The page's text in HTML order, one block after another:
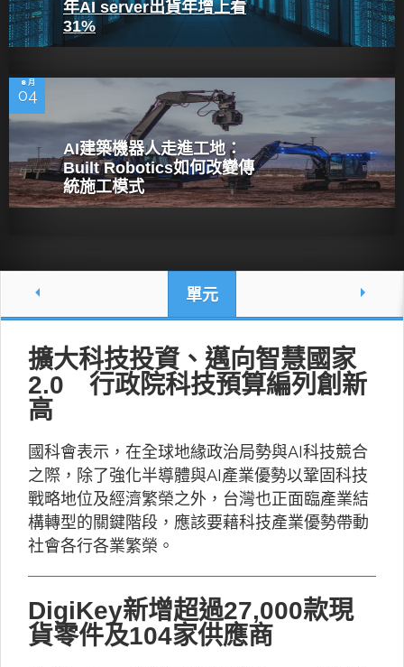
年AI server出貨年增上看
31%
8 月
04
AI建築機器人走進工地：
Built Robotics如何改變傳
統施工模式
單元
擴大科技投資、邁向智慧國家
2.0 行政院科技預算編列創新
高
國科會表示，在全球地緣政治局勢與AI科技競合
之際，除了強化半導體與AI產業優勢以鞏固科技
戰略地位及經濟繁榮之外，台灣也正面臨產業結
構轉型的關鍵階段，應該要藉科技產業優勢帶動
社會各行各業繁榮。
DigiKey新增超過27,000款現
貨零件及104家供應商